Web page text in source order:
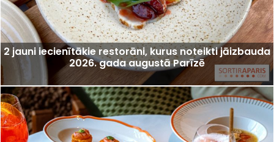
2 jauni iecienītākie restorāni, kurus noteikti jāizbauda
2026. gada augustā Parīzē